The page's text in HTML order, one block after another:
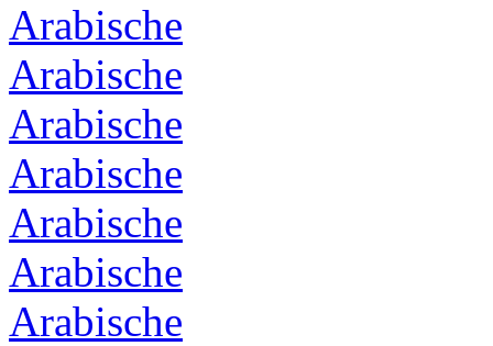
Arabische
Arabische
Arabische
Arabische
Arabische
Arabische
Arabische